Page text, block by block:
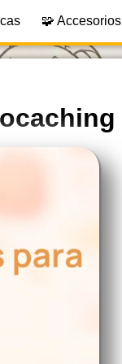
🧩 Accesorios